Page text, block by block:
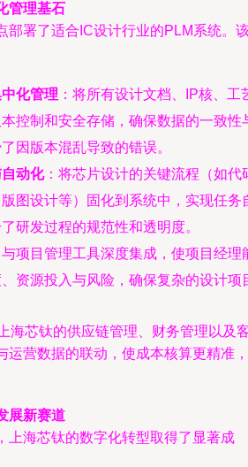
管理基石
部署了适合IC设计行业的PLM系统。
化管理 ：将所有设计文档、IP核、工
控制和安全存储，确保数据的一致性
因版本混乱导致的错误。
动化：将芯片设计的关键流程（如代
图设计等）固化到系统中，实现任务
研发过程的规范性和透明度。
项目管理工具深度集成，使项目经理
资源投入与风险，确保复杂的设计项
海芯钛的供应链管理、财务管理以及
运营数据的联动，使成本核算更精准，
展新赛道
上海芯钛的数字化转型取得了显著成